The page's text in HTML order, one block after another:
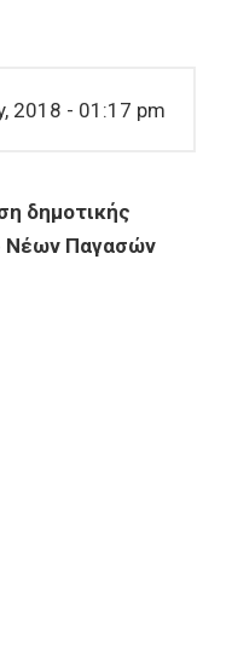
2018 - 01:17 pm
δημοτικής
Νέων Παγασών